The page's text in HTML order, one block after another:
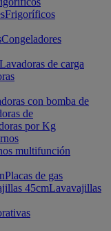
Frigoríficos
Congeladores
Lavadoras de carga
con bomba de
de
por Kg
multifunción
Placas de gas
45cmLavavajillas